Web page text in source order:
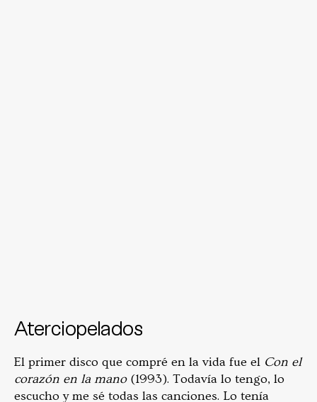
Aterciopelados
El primer disco que compré en la vida fue el Con el
corazón en la mano(1993). Todavía lo tengo, lo
escucho y me sé todas las canciones. Lo tenía